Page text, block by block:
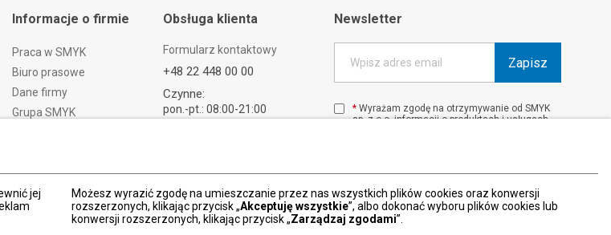
jej
Możesz wyrazić zgodę na umieszczanie przez nas wszystkich plików cookies oraz konwersji
rozszerzonych, klikając przycisk „Akceptuję wszystkie”, albo dokonać wyboru plików cookies lub
konwersji rozszerzonych, klikając przycisk „Zarządzaj zgodami”.
Informacje o firmie
Praca w SMYK
Biuro prasowe
Dane firmy
Grupa SMYK
Akt o usługach cyfrowych
Deklaracja dostępności
Obsługa klienta
Formularz kontaktowy
+48 22 448 00 00
Czynne:
pon.-pt.: 08:00-21:00
Newsletter
Wpisz adres email Zapisz
* Wyrażam zgodę na otrzymywanie od SMYK
sp. z o.o. informacji o produktach i usługach
W każdej chwili możesz z łatwością cofnąć
więcej